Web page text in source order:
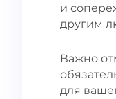
и
другим
Важно
для